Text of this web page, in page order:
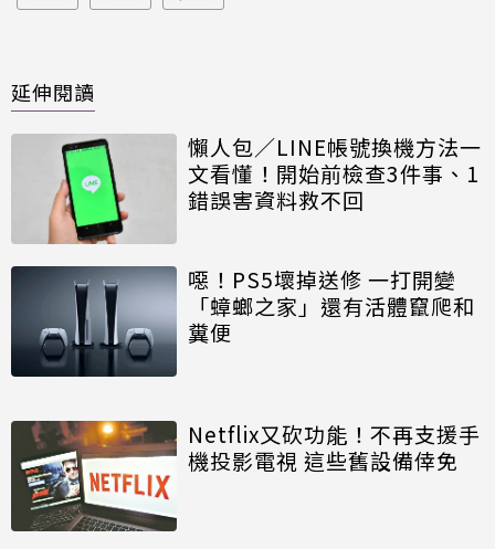
延伸閱讀
懶人包／LINE帳號換機方法一
文看懂！開始前檢查3件事、1
錯誤害資料救不回
噁！PS5壞掉送修 一打開變
「蟑螂之家」還有活體竄爬和
糞便
Netflix又砍功能！不再支援手
機投影電視 這些舊設備倖免